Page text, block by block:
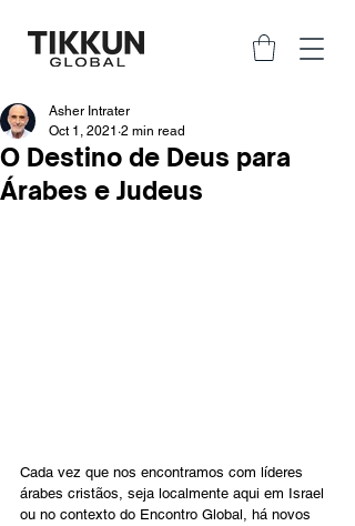
O Destino de Deus para
Árabes e Judeus
Asher Intrater
Oct 1, 2021 2 min read
Cada vez que nos encontramos com líderes
árabes cristãos, seja localmente aqui em Israel
ou no contexto do Encontro Global, há novos